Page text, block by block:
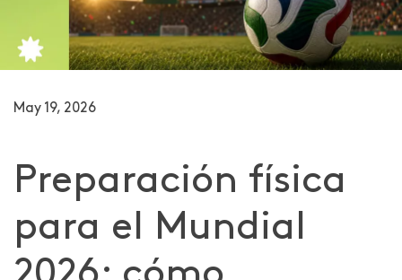
May 19, 2026
Preparación física
para el Mundial